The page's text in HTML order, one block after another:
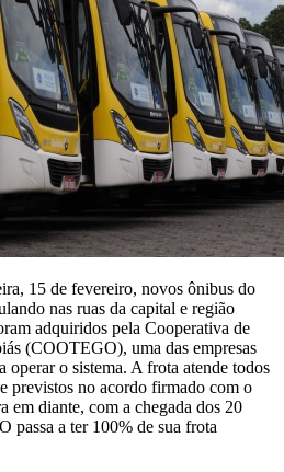
15 de fevereiro, novos ônibus do
nas ruas da capital e região
adquiridos pela Cooperativa de
(COOTEGO), uma das empresas
operar o sistema. A frota atende todos
previstos no acordo firmado com o
em diante, com a chegada dos 20
passa a ter 100% de sua frota